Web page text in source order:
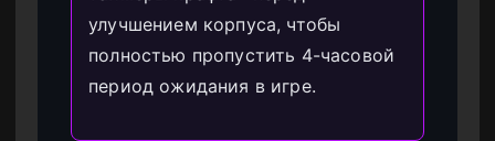
улучшением корпуса, чтобы
полностью пропустить 4-часовой
период ожидания в игре.